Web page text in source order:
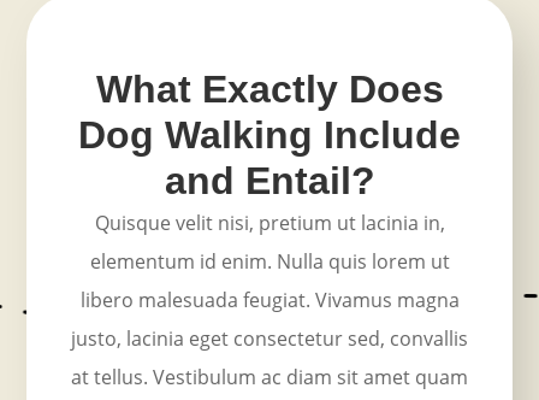
What Exactly Does
Dog Walking Include
and Entail?
Quisque velit nisi, pretium ut lacinia in,
elementum id enim. Nulla quis lorem ut
libero malesuada feugiat. Vivamus magna
justo, lacinia eget consectetur sed, convallis
at tellus. Vestibulum ac diam sit amet quam